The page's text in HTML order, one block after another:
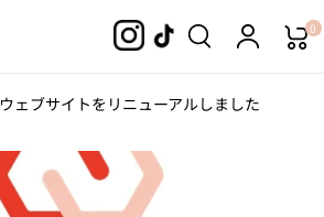
0
ウェブサイトをリニューアルしました